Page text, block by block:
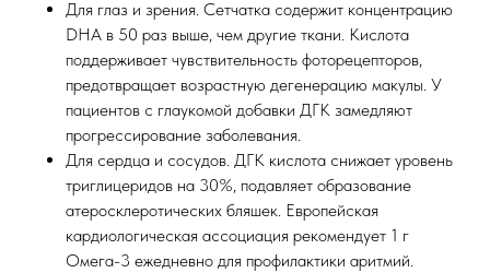
Для глаз и зрения. Сетчатка содержит концентрацию
DHA в 50 раз выше, чем другие ткани. Кислота
поддерживает чувствительность фоторецепторов,
предотвращает возрастную дегенерацию макулы. У
пациентов с глаукомой добавки ДГК замедляют
прогрессирование заболевания.
Для сердца и сосудов. ДГК кислота снижает уровень
триглицеридов на 30%, подавляет образование
атеросклеротических бляшек. Европейская
кардиологическая ассоциация рекомендует 1 г
Омега-3 ежедневно для профилактики аритмий.